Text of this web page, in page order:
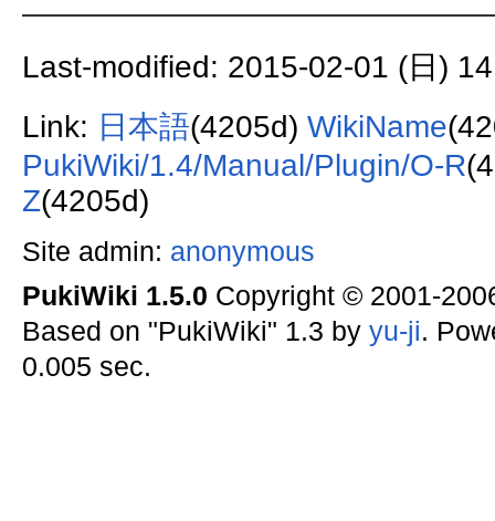
Last-modified: 2015-02-01 (日)
Link: 日本語(4205d) WikiName
PukiWiki/1.4/Manual/Plugin/O-R
Z(4205d)
Site admin: anonymous
PukiWiki 1.5.0 Copyright © 2001-
Based on "PukiWiki" 1.3 by yu-ji.
0.005 sec.